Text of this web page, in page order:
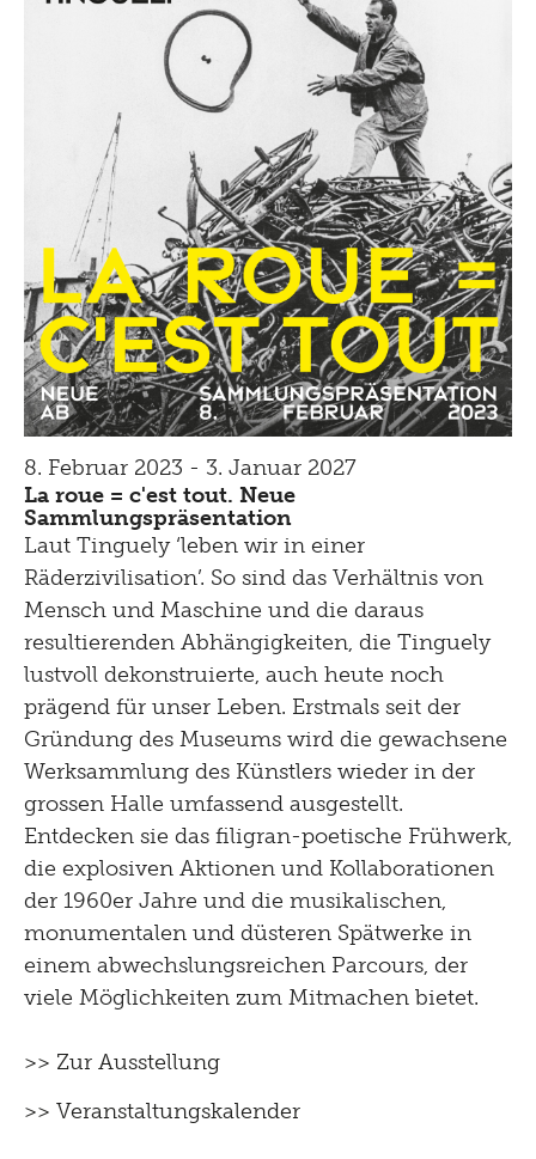
8. Februar 2023 - 3. Januar 2027
La roue = c'est tout. Neue
Sammlungspräsentation
Laut Tinguely ‘leben wir in einer
Räderzivilisation’. So sind das Verhältnis von
Mensch und Maschine und die daraus
resultierenden Abhängigkeiten, die Tinguely
lustvoll dekonstruierte, auch heute noch
prägend für unser Leben. Erstmals seit der
Gründung des Museums wird die gewachsene
Werksammlung des Künstlers wieder in der
grossen Halle umfassend ausgestellt.
Entdecken sie das filigran-poetische Frühwerk,
die explosiven Aktionen und Kollaborationen
der 1960er Jahre und die musikalischen,
monumentalen und düsteren Spätwerke in
einem abwechslungsreichen Parcours, der
viele Möglichkeiten zum Mitmachen bietet.
>> Zur Ausstellung
>> Veranstaltungskalender